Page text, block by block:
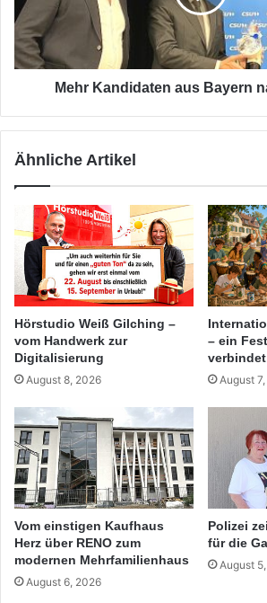
Brüssel
Mehr Kandidaten aus Bayern
Ähnliche Artikel
Hörstudio Weiß Gilching –
vom Handwerk zur
Digitalisierung
August 8, 2026
– ein
verbindet
August
Vom einstigen Kaufhaus
Herz über RENO zum
modernen Mehrfamilienhaus
August 6, 2026
Polizei
für die
August